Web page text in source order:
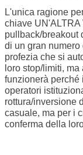
L'unica ragione
chiave UN'ALTRA
pullback/breakout
di un gran
profezia che si
loro stop/limiti,
funzionerà perché
operatori
rottura/inversione
casuale, ma per i
conferma della